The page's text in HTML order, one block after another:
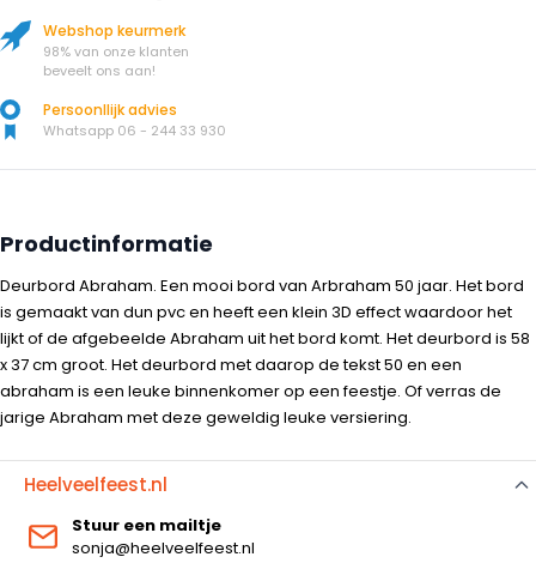
Webshop keurmerk
98% van onze klanten
beveelt ons aan!
Persoonllijk advies
Whatsapp 06 - 244 33 930
Productinformatie
Deurbord Abraham. Een mooi bord van Arbraham 50 jaar. Het bord
is gemaakt van dun pvc en heeft een klein 3D effect waardoor het
lijkt of de afgebeelde Abraham uit het bord komt. Het deurbord is 58
x 37 cm groot. Het deurbord met daarop de tekst 50 en een
abraham is een leuke binnenkomer op een feestje. Of verras de
jarige Abraham met deze geweldig leuke versiering.
Heelveelfeest.nl
Stuur een mailtje
sonja@heelveelfeest.nl